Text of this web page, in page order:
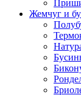
Жемчуг и